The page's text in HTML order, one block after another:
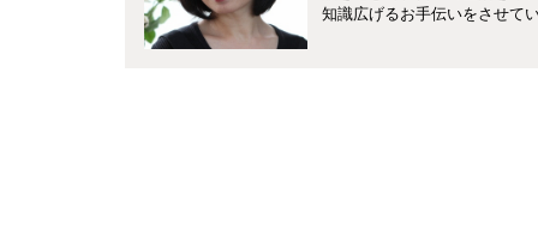
知識広げるお手伝いをさせて